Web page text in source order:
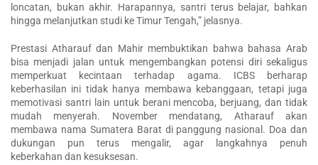
loncatan, bukan akhir. Harapannya, santri terus belajar, bahkan
hingga melanjutkan studi ke Timur Tengah,” jelasnya.
Prestasi Atharauf dan Mahir membuktikan bahwa bahasa Arab
bisa menjadi jalan untuk mengembangkan potensi diri sekaligus
memperkuat kecintaan terhadap agama. ICBS berharap
keberhasilan ini tidak hanya membawa kebanggaan, tetapi juga
memotivasi santri lain untuk berani mencoba, berjuang, dan tidak
mudah menyerah. November mendatang, Atharauf akan
membawa nama Sumatera Barat di panggung nasional. Doa dan
dukungan pun terus mengalir, agar langkahnya penuh
keberkahan dan kesuksesan.